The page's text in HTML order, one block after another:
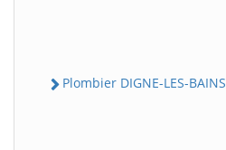
Plombier DIGNE-LES-BAINS